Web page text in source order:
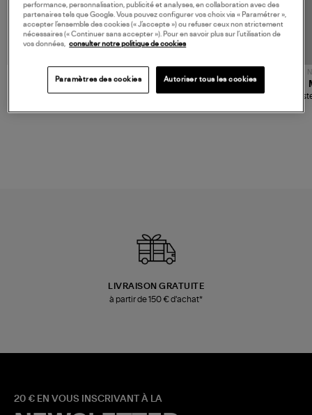
JEROME DREYFUSS
Sac Bobi S Cuir Lamé
TORAL
Mocassins Killian Sport
LIVRAISON GRATUITE
à partir de 150 € d'achat*
20 € EN VOUS INSCRIVANT À LA
performance, personnalisation, publicité et analyses, en collaboration avec des
partenaires tels que Google. Vous pouvez configurer vos choix via « Paramétrer »,
accepter l’ensemble des cookies (« J’accepte ») ou refuser ceux non strictement
nécessaires (« Continuer sans accepter »). Pour en savoir plus sur l’utilisation de
vos données, consulter notre politique de cookies
Paramètres des cookies Autoriser tous les cookies